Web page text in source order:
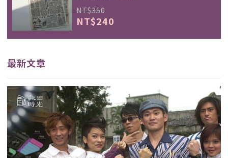
NT$350
NT$240
最新文章